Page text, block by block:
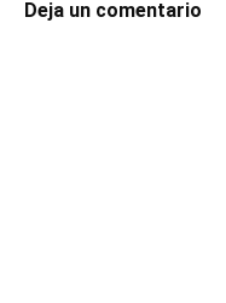
Deja un comentario